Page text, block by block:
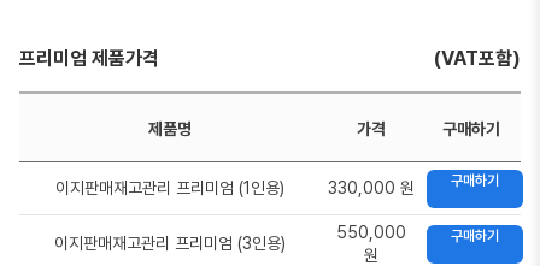
프리미엄 제품가격 (VAT포함)
제품명 가격 구매하기
이지판매재고관리 프리미엄 (1인용) 330,000 원 구매하기
이지판매재고관리 프리미엄 (3인용)
550,000
원
구매하기